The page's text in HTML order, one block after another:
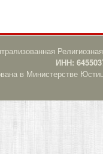
ИНН:
в Министерстве